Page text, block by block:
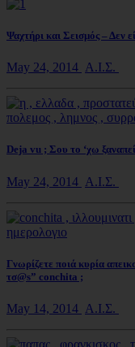
Ψαχτήρι και Σεισμός – Δεν
May 24, 2014 Α.Ι.Σ.
Deja vu ; Σου το ‘χω
May 24, 2014 Α.Ι.Σ.
Γνωρίζετε ποιά κυρία
τσ@s” conchita ;
May 14, 2014 Α.Ι.Σ.